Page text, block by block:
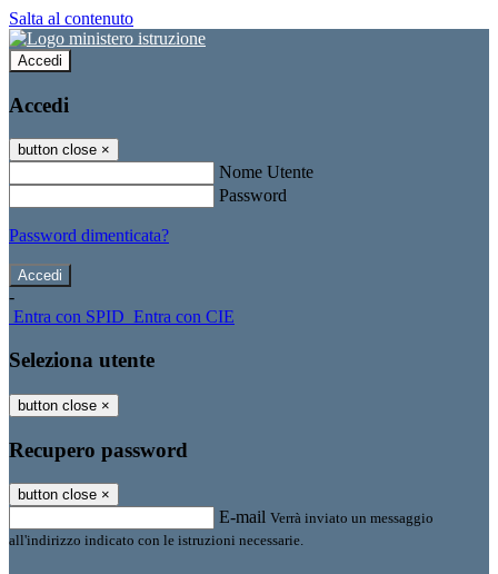
Salta al contenuto
Accedi
Accedi
button close ×
Nome Utente
Password
Password dimenticata?
-
Entra con SPID Entra con CIE
Seleziona utente
button close ×
Recupero password
button close ×
E-mail Verrà inviato un messaggio
all'indirizzo indicato con le istruzioni necessarie.